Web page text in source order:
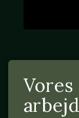
Vores